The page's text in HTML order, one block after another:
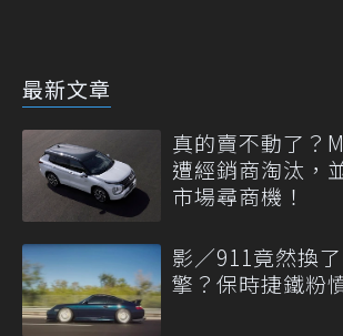
最新文章
真的賣不動了？
遭經銷商淘汰，
市場尋商機！
影／911竟然換
擎？保時捷鐵粉